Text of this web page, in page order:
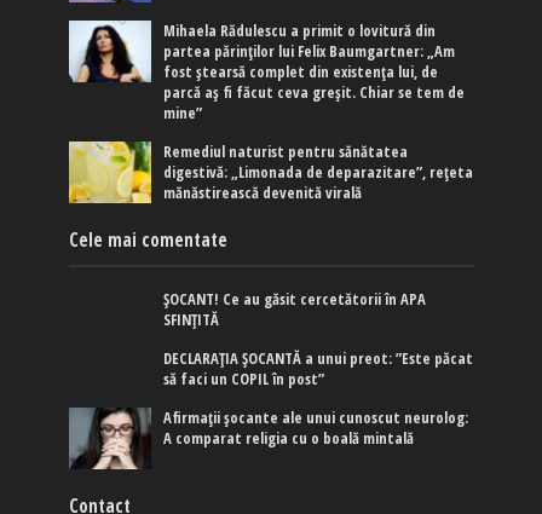
Mihaela Rădulescu a primit o lovitură din
partea părinților lui Felix Baumgartner: „Am
fost ștearsă complet din existența lui, de
parcă aș fi făcut ceva greșit. Chiar se tem de
mine”
Remediul naturist pentru sănătatea
digestivă: „Limonada de deparazitare”, rețeta
mănăstirească devenită virală
Cele mai comentate
ȘOCANT! Ce au găsit cercetătorii în APA
SFINȚITĂ
DECLARAȚIA ȘOCANTĂ a unui preot: ”Este păcat
să faci un COPIL în post”
Afirmaţii şocante ale unui cunoscut neurolog:
A comparat religia cu o boală mintală
Contact